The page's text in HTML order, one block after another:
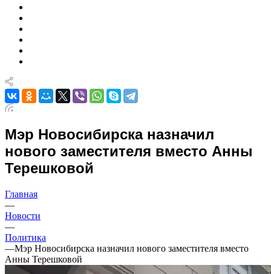
Мэр Новосибирска назначил
нового заместителя вместо Анны
Терешковой
Главная
—
Новости
—
Политика
—Мэр Новосибирска назначил нового заместителя вместо
Анны Терешковой